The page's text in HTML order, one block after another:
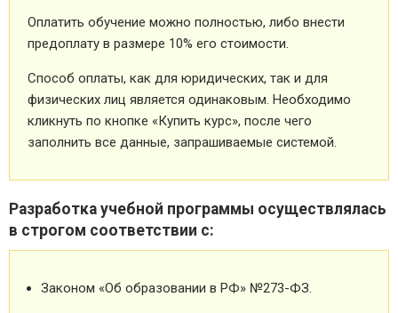
Оплатить обучение можно полностью, либо внести
предоплату в размере 10% его стоимости.
Способ оплаты, как для юридических, так и для
физических лиц является одинаковым. Необходимо
кликнуть по кнопке «Купить курс», после чего
заполнить все данные, запрашиваемые системой.
Разработка учебной программы осуществлялась
в строгом соответствии с:
Законом «Об образовании в РФ» №273-ФЗ.